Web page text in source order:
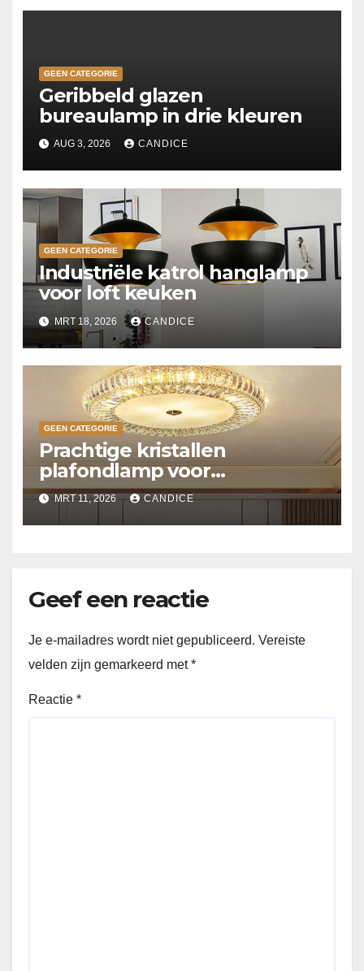
GEEN CATEGORIE
Geribbeld glazen
bureaulamp in drie kleuren
AUG 3, 2026 CANDICE
GEEN CATEGORIE
Industriële katrol hanglamp
voor loft keuken
MRT 18, 2026 CANDICE
GEEN CATEGORIE
Prachtige kristallen
plafondlamp voor
slaapkamer
MRT 11, 2026 CANDICE
Geef een reactie
Je e-mailadres wordt niet gepubliceerd. Vereiste
velden zijn gemarkeerd met*
Reactie *